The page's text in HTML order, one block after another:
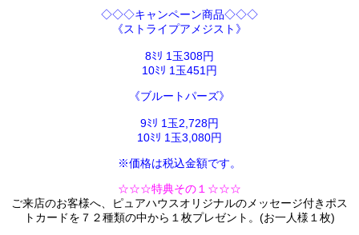
◇◇◇キャンペーン商品◇◇◇
《ストライプアメジスト》
8ﾐﾘ 1玉308円
10ﾐﾘ 1玉451円
《ブルートパーズ》
9ﾐﾘ 1玉2,728円
10ﾐﾘ 1玉3,080円
※価格は税込金額です。
☆☆☆特典その１☆☆☆
ご来店のお客様へ、ピュアハウスオリジナルのメッセージ付きポス
トカードを７２種類の中から１枚プレゼント。(お一人様１枚)